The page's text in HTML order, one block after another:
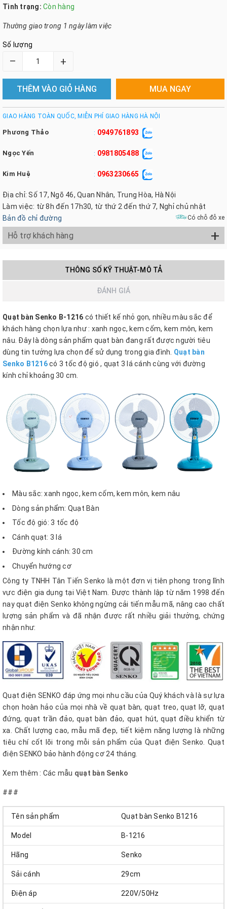
Tình trạng: Còn hàng
Thường giao trong 1 ngày làm việc
Số lượng
– +
THÊM VÀO GIỎ HÀNG MUA NGAY
GIAO HÀNG TOÀN QUỐC, MIỄN PHÍ GIAO HÀNG HÀ NỘI
Phương Thảo : 0949761893
Ngọc Yến : 0981805488
Kim Huệ : 0963230665
Địa chỉ: Số 17, Ngõ 46, Quan Nhân, Trung Hòa, Hà Nội
Làm việc: từ 8h đến 17h30, từ thứ 2 đến thứ 7, Nghỉ chủ nhật
Bản đồ chỉ đường
Có chỗ đỗ xe
Hỗ trợ khách hàng +
THÔNG SỐ KỸ THUẬT-MÔ TẢ
ĐÁNH GIÁ
Quạt bàn Senko B-1216 có thiết kế nhỏ gọn, nhiều màu sắc để
khách hàng chọn lựa như : xanh ngọc, kem cốm, kem môn, kem
nâu. Đây là dòng sản phẩm quạt bàn đang rất được người tiêu
dùng tin tưởng lựa chọn để sử dụng trong gia đình. Quạt bàn
Senko B1216có 3 tốc độ gió , quạt 3 lá cánh cùng với đường
kính chỉ khoảng 30 cm.
Màu sắc: xanh ngọc, kem cốm, kem môn, kem nâu
Dòng sản phẩm: Quạt Bàn
Tốc độ gió: 3 tốc độ
Cánh quạt: 3 lá
Đường kính cánh: 30 cm
Chuyển hướng cơ
Công ty TNHH Tân Tiến Senko là một đơn vị tiên phong trong lĩnh
vực điện gia dụng tại Việt Nam. Được thành lập từ năm 1998 đến
nay quạt điện Senko không ngừng cải tiến mẫu mã, nâng cao chất
lượng sản phẩm và đã nhận được rất nhiều giải thưởng, chứng
nhận như:
Quạt điện SENKO đáp ứng mọi nhu cầu của Quý khách và là sự lựa
chọn hoàn hảo của mọi nhà về quạt bàn, quạt treo, quạt lỡ, quạt
đứng, quạt trần đảo, quạt bàn đảo, quạt hút, quạt điều khiển từ
xa. Chất lượng cao, mẫu mã đẹp, tiết kiệm năng lượng là những
tiêu chí cốt lõi trong mỗi sản phẩm của Quạt điện Senko. Quạt
điện SENKO bảo hành động cơ 24 tháng.
Xem thêm : Các mẫu quạt bàn Senko
###
Tên sản phẩm Quạt bàn Senko B1216
Model B-1216
Hãng Senko
Sải cánh 29cm
Điện áp 220V/50Hz